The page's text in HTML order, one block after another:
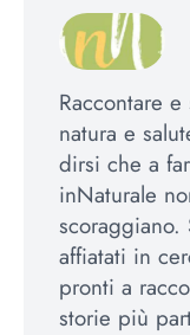
Raccontare
natura e
dirsi che a
inNaturale
affiatati in
pronti a
storie più